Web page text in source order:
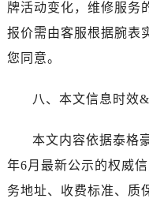
牌活动变化，维修服务
报价需由客服根据腕表
您同意。
八、本文信息时效
本文内容依据泰格
年6月最新公示的权威
务地址、收费标准、质